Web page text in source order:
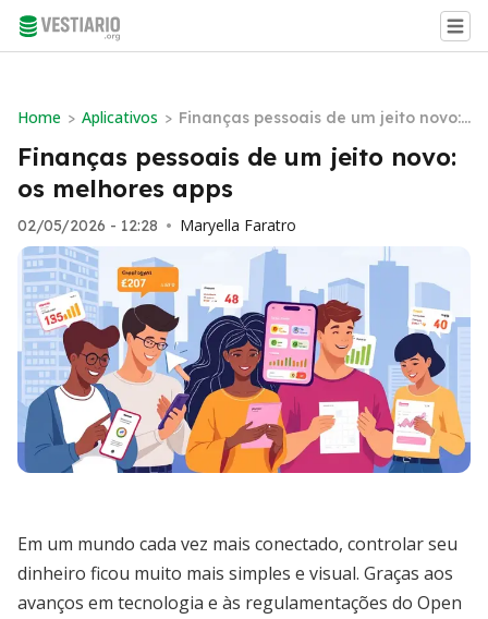
Home > Aplicativos > Finanças pessoais de um jeito novo:
os melhores apps
Finanças pessoais de um jeito novo:
os melhores apps
02/05/2026 - 12:28 • Maryella Faratro
Em um mundo cada vez mais conectado, controlar seu
dinheiro ficou muito mais simples e visual. Graças aos
avanços em tecnologia e às regulamentações do Open